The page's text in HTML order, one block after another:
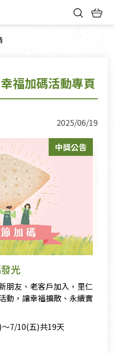
福加碼活動專頁
2025/06/19
中獎公告
光
朋友、老客戶加入，里仁
動，讓幸福擴散、永續實
7/10(五)共19天